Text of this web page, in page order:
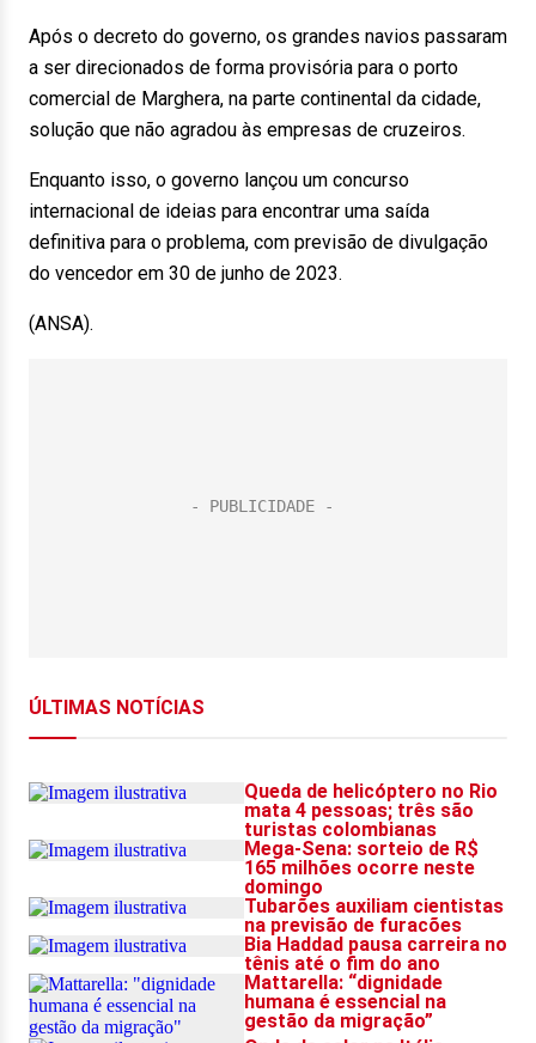
Após o decreto do governo, os grandes navios passaram
a ser direcionados de forma provisória para o porto
comercial de Marghera, na parte continental da cidade,
solução que não agradou às empresas de cruzeiros.
Enquanto isso, o governo lançou um concurso
internacional de ideias para encontrar uma saída
definitiva para o problema, com previsão de divulgação
do vencedor em 30 de junho de 2023.
(ANSA).